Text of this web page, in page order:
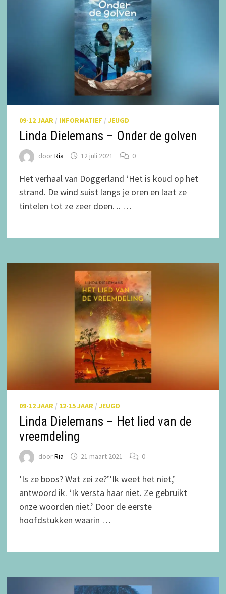
09-12 JAAR/ INFORMATIEF / JEUGD
Linda Dielemans – Onder de golven
doorRia 12 juli 2021 0
Het verhaal van Doggerland ‘Het is koud op het
strand. De wind suist langs je oren en laat ze
tintelen tot ze zeer doen. .. …
09-12 JAAR / 12-15 JAAR / JEUGD
Linda Dielemans – Het lied van de
vreemdeling
doorRia 21 maart 2021 0
‘Is ze boos? Wat zei ze?’‘Ik weet het niet,’
antwoord ik. ‘Ik versta haar niet. Ze gebruikt
onze woorden niet.’ Door de eerste
hoofdstukken waarin …